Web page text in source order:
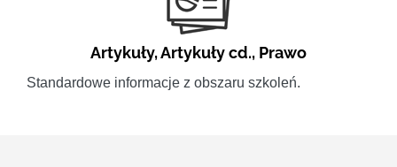
Artykuły,Artykuły cd., Prawo
Standardowe informacje z obszaru szkoleń.